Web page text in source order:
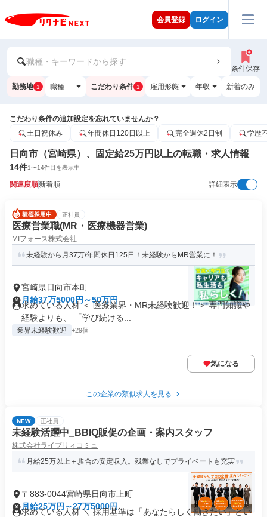
会員登録 ログイン
職種・キーワードから探す
条件保存
勤務地 1 職種 こだわり条件 1 雇用形態 年収 新着のみ
こだわり条件の追加設定を忘れていませんか？
土日祝休み
年間休日120日以上 完全週休2日制 学歴
日向市（宮崎県）、固定給25万円以上の転職・求人情報
14件1〜14件目を表示中
関連度順新着順 詳細表示
正社員
医療営業職(MR・医療機器営業)
MIフォース株式会社
未経験から月37万/年間休日125日！未経験からMR営業に！
宮崎県日向市本町
月給37万5000円～50万円
求めている人材 ＜ 医療業界・MR未経験歓迎！＞ 専門知識や
経験よりも、 「学び続ける...
業界未経験歓迎 +29個
気になる
この企業の類似求人を見る
NEW 正社員
未経験活躍中_BBIQ販促の企画・案内スタッフ
株式会社ライブリィコミュ
月給25万以上＋歩合の安定収入。残業なしでプライベートも充実
〒883-0044宮崎県日向市上町
月給25万円～27万5000円
求めている人材 ＼ 採用基準は「あなたらしく働きたい」とい